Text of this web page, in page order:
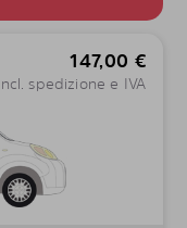
147,00 €
spedizione e IVA